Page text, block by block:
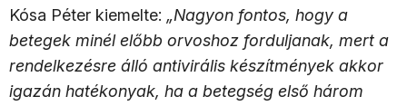
Kósa Péter kiemelte: „Nagyon fontos, hogy a
betegek minél előbb orvoshoz forduljanak, mert a
rendelkezésre álló antivirális készítmények akkor
igazán hatékonyak, ha a betegség első három